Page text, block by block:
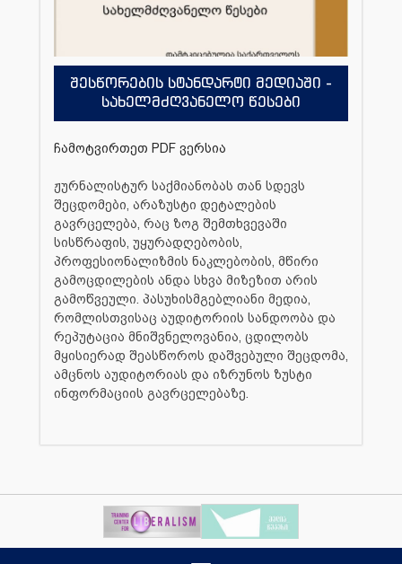
შესწორების სტანდარტი მედიაში -
სახელმძღვანელო წესები
ჩამოტვირთეთ PDF ვერსია
ჟურნალისტურ საქმიანობას თან სდევს
შეცდომები, არაზუსტი დეტალების
გავრცელება, რაც ზოგ შემთხვევაში
სისწრაფის, უყურადღებობის,
პროფესიონალიზმის ნაკლებობის, მწირი
გამოცდილების ანდა სხვა მიზეზით არის
გამოწვეული. პასუხისმგებლიანი მედია,
რომლისთვისაც აუდიტორიის სანდოობა და
რეპუტაცია მნიშვნელოვანია, ცდილობს
მყისიერად შეასწოროს დაშვებული შეცდომა,
ამცნოს აუდიტორიას და იზრუნოს ზუსტი
ინფორმაციის გავრცელებაზე.